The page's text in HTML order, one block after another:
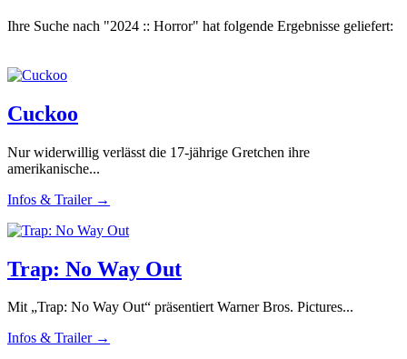
Ihre Suche nach "2024 :: Horror" hat folgende Ergebnisse geliefert:
Cuckoo
Nur widerwillig verlässt die 17-jährige Gretchen ihre
amerikanische...
Infos & Trailer →
Trap: No Way Out
Mit „Trap: No Way Out“ präsentiert Warner Bros. Pictures...
Infos & Trailer →